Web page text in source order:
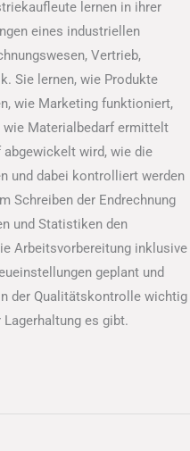
lernen in ihrer
eines industriellen
Vertrieb,
Sie lernen, wie Produkte
wie Marketing funktioniert,
wie Materialbedarf ermittelt
wird, wie die
und dabei kontrolliert werden
Schreiben der Endrechnung
und Statistiken den
Arbeitsvorbereitung inklusive
geplant und
der Qualitätskontrolle wichtig
es gibt.